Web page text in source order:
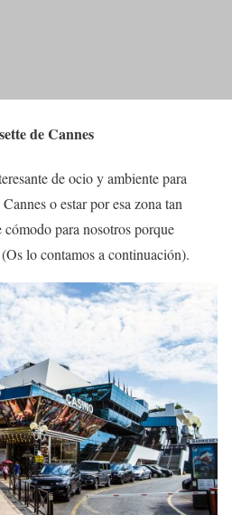
de Cannes
de ocio y ambiente para
o estar por esa zona tan
para nosotros porque
lo contamos a continuación).